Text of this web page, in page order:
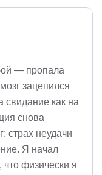
— пропала
зацепился
свидание как на
снова
страх неудачи
Я начал
что физически я